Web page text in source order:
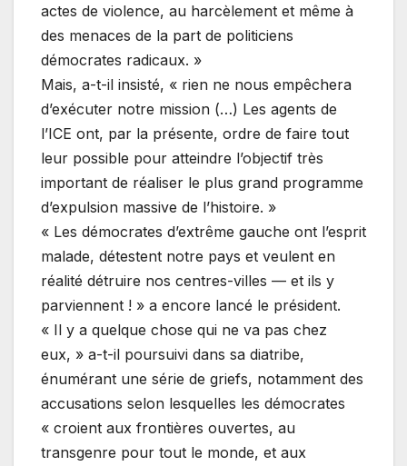
actes de violence, au harcèlement et même à
des menaces de la part de politiciens
démocrates radicaux. »
Mais, a-t-il insisté, « rien ne nous empêchera
d’exécuter notre mission (…) Les agents de
l’ICE ont, par la présente, ordre de faire tout
leur possible pour atteindre l’objectif très
important de réaliser le plus grand programme
d’expulsion massive de l’histoire. »
« Les démocrates d’extrême gauche ont l’esprit
malade, détestent notre pays et veulent en
réalité détruire nos centres-villes — et ils y
parviennent ! » a encore lancé le président.
« Il y a quelque chose qui ne va pas chez
eux, » a-t-il poursuivi dans sa diatribe,
énumérant une série de griefs, notamment des
accusations selon lesquelles les démocrates
« croient aux frontières ouvertes, au
transgenre pour tout le monde, et aux